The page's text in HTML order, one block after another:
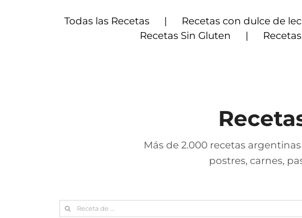
Todas las Recetas Recetas con dulce de
Recetas Sin Gluten
Más de 2.000 recetas
postres, carnes,
Search